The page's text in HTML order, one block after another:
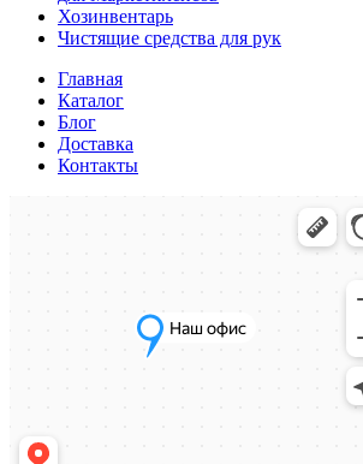
Хозинвентарь
Чистящие средства для рук
Главная
Каталог
Блог
Доставка
Контакты